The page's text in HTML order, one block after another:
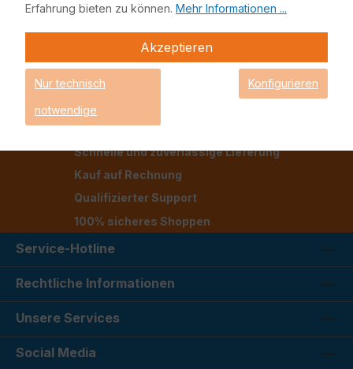
(SASE)
Bis zu 48 Zugangsports in einem kompakten 1
RU-Formfaktor
Power over Ethernet und PoE+ Unterstützung
Wire-Speed-Switching mit bis zu 10GE-Uplinks
Schnelle und zuverlässige Lieferung
Kauf auf Rechnung
Qualifizierter Support
100% sicheres Shoppen
Service-Hotline
Rechtliche Informationen
Unsere Services
Social Media
Erfahrung bieten zu können. Mehr Informationen ...
Akzeptieren
Nur technisch
notwendige
Konfigurieren